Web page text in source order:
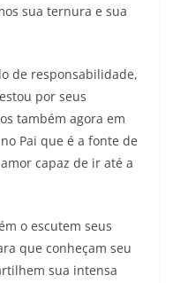
sua ternura e sua
de responsabilidade,
por seus
também agora em
Pai que é a fonte de
capaz de ir até a
o escutem seus
que conheçam seu
sua intensa